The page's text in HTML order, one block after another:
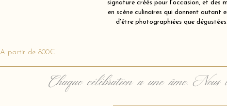
signature créés pour l'occasion, et des
en scène culinaires qui donnent autant
d'être photographiées que dégustées.
A partir de 800€
Chaque célébration a une âme. Nous